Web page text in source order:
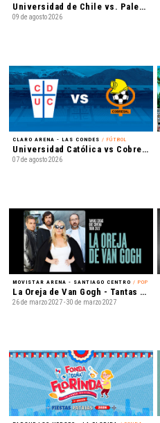
Universidad de Chile vs. Palestino - Liga de Primera Mercado Libre - Fecha 18
09 de agosto 2026
CLARO ARENA - LAS CONDES / FÚTBOL
Universidad Católica vs Cobresal - Liga de Primera Mercado Libre - Fecha 18
07 de agosto 2026
MOVISTAR ARENA - SANTIAGO CENTRO / POP
La Oreja de Van Gogh - Tantas cosas que contar Tour 2027
26 de marzo 2027 - 30 de marzo 2027